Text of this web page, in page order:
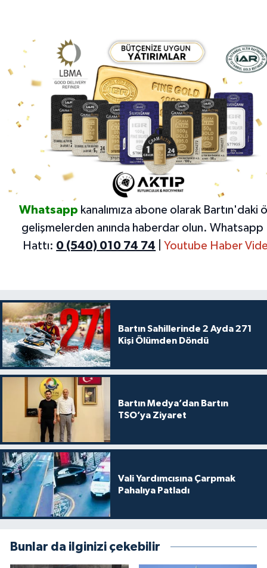
Whatsapp kanalımıza abone olarak Bartın'daki
gelişmelerden anında haberdar olun. Whatsapp
Hattı: 0 (540) 010 74 74 Youtube Haber
Bartın Sahillerinde 2 Ayda 271
Kişi Ölümden Döndü
Bartın Medya’dan Bartın
TSO’ya Ziyaret
Vali Yardımcısına Çarpmak
Pahalıya Patladı
Bunlar da ilginizi çekebilir